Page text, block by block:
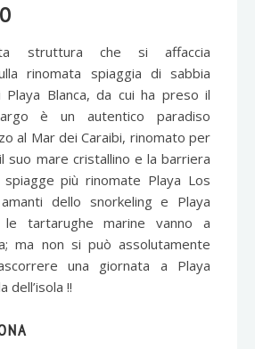
struttura che si affaccia
rinomata spiaggia di sabbia
Blanca, da cui ha preso il
è un autentico paradiso
al Mar dei Caraibi, rinomato per
suo mare cristallino e la barriera
più rinomate Playa Los
dello snorkeling e Playa
tartarughe marine vanno a
ma non si può assolutamente
una giornata a Playa
dell’isola !!